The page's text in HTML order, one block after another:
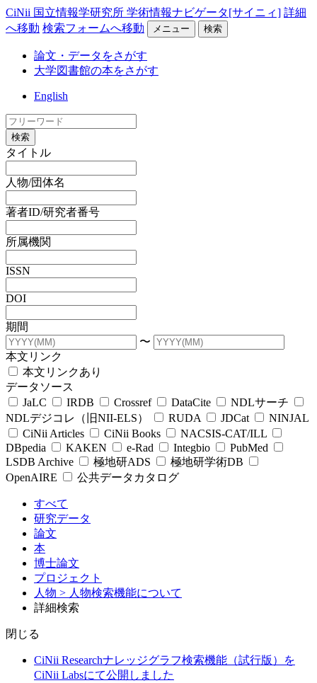
CiNii 国立情報学研究所 学術情報ナビゲータ[サイニィ] 詳細
へ移動 検索フォームへ移動 メニュー 検索
論文・データをさがす
大学図書館の本をさがす
English
検索
タイトル
人物/団体名
著者ID/研究者番号
所属機関
ISSN
DOI
期間
〜
本文リンク
本文リンクあり
データソース
JaLC
IRDB Crossref DataCite
NDLサーチ
NDLデジコレ（旧NII-ELS）
RUDA JDCat
NINJAL
CiNii Articles
CiNii Books
NACSIS-CAT/ILL
DBpedia
KAKEN e-Rad Integbio
PubMed
LSDB Archive
極地研ADS
極地研学術DB
OpenAIRE
公共データカタログ
すべて
研究データ
論文
本
博士論文
プロジェクト
人物 > 人物検索機能について
詳細検索
閉じる
CiNii Researchナレッジグラフ検索機能（試行版）を
CiNii Labsにて公開しました